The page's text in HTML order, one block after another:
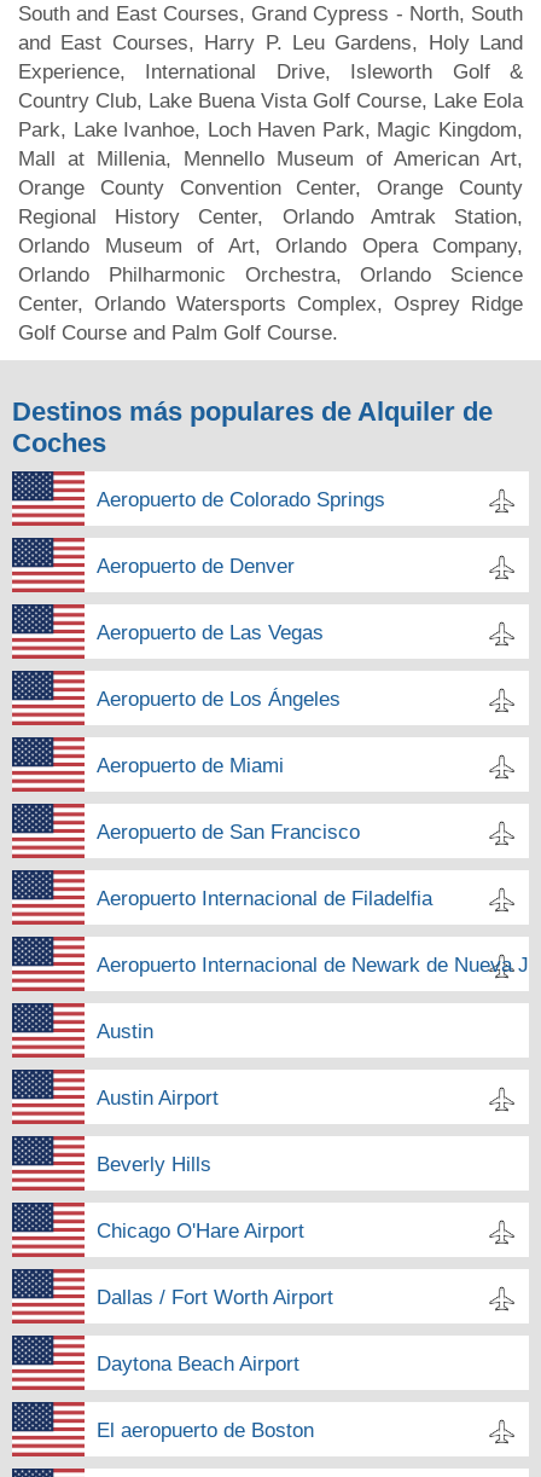
South and East Courses, Grand Cypress - North, South
and East Courses, Harry P. Leu Gardens, Holy Land
Experience, International Drive, Isleworth Golf &
Country Club, Lake Buena Vista Golf Course, Lake Eola
Park, Lake Ivanhoe, Loch Haven Park, Magic Kingdom,
Mall at Millenia, Mennello Museum of American Art,
Orange County Convention Center, Orange County
Regional History Center, Orlando Amtrak Station,
Orlando Museum of Art, Orlando Opera Company,
Orlando Philharmonic Orchestra, Orlando Science
Center, Orlando Watersports Complex, Osprey Ridge
Golf Course and Palm Golf Course.
Destinos más populares de Alquiler de
Coches
Aeropuerto de Colorado Springs
Aeropuerto de Denver
Aeropuerto de Las Vegas
Aeropuerto de Los Ángeles
Aeropuerto de Miami
Aeropuerto de San Francisco
Aeropuerto Internacional de Filadelfia
Aeropuerto Internacional de Newark de Nueva
Austin
Austin Airport
Beverly Hills
Chicago O'Hare Airport
Dallas / Fort Worth Airport
Daytona Beach Airport
El aeropuerto de Boston